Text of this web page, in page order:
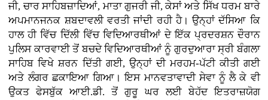
ਜੀ, ਚਾਰ ਸਾਹਿਬਜ਼ਾਦਿਆਂ, ਮਾਤਾ ਗੁਜਰੀ ਜੀ, ਕੇਸਾਂ ਅਤੇ ਸਿੱਖ ਧਰਮ ਬਾਰੇ
ਅਪਮਾਨਜਨਕ ਸ਼ਬਦਾਵਲੀ ਵਰਤੀ ਜਾਂਦੀ ਰਹੀ ਹੈ। ਉਨ੍ਹਾਂ ਦੱਸਿਆ ਕਿ
ਹਾਲ ਹੀ ਵਿੱਚ ਦਿੱਲੀ ਵਿੱਚ ਵਿਦਿਆਰਥੀਆਂ ਦੇ ਇੱਕ ਪ੍ਰਦਰਸ਼ਨ ਦੌਰਾਨ
ਪੁਲਿਸ ਕਾਰਵਾਈ ਤੋਂ ਬਚਦੇ ਵਿਦਿਆਰਥੀਆਂ ਨੂੰ ਗੁਰਦੁਆਰਾ ਸ੍ਰੀ ਬੰਗਲਾ
ਸਾਹਿਬ ਵਿਖੇ ਸ਼ਰਨ ਦਿੱਤੀ ਗਈ, ਉਨ੍ਹਾਂ ਦੀ ਮਰਹਮ-ਪੱਟੀ ਕੀਤੀ ਗਈ
ਅਤੇ ਲੰਗਰ ਛਕਾਇਆ ਗਿਆ। ਇਸ ਮਾਨਵਤਾਵਾਦੀ ਸੇਵਾ ਨੂੰ ਲੈ ਕੇ ਵੀ
ਉਕਤ ਫੇਸਬੁੱਕ ਆਈ.ਡੀ. ਤੋਂ ਗੁਰੂ ਘਰ ਲਈ ਬੇਹੱਦ ਇਤਰਾਜ਼ਯੋਗ